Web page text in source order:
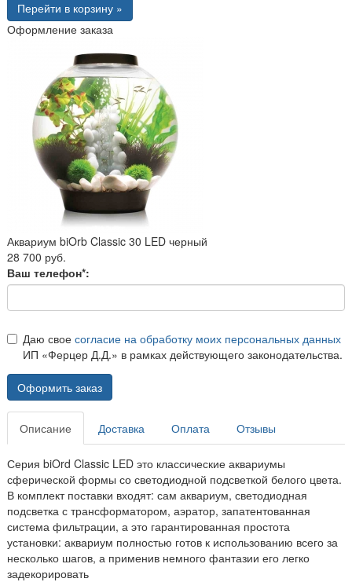
Перейти в корзину »
Оформление заказа
Аквариум biOrb Classic 30 LED черный
28 700 руб.
Ваш телефон*:
Даю свое согласие на обработку моих персональных данных
ИП «Ферцер Д.Д.» в рамках действующего законодательства.
Оформить заказ
Описание Доставка Оплата Отзывы
Серия biOrd Classic LED это классические аквариумы
сферической формы со светодиодной подсветкой белого цвета.
В комплект поставки входят: сам аквариум, светодиодная
подсветка с трансформатором, аэратор, запатентованная
система фильтрации, а это гарантированная простота
установки: аквариум полностью готов к использованию всего за
несколько шагов, а применив немного фантазии его легко
задекорировать